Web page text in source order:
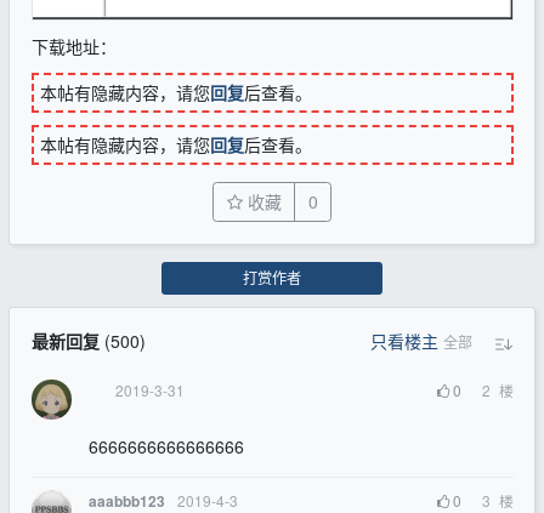
下载地址：
本帖有隐藏内容，请您回复后查看。
本帖有隐藏内容，请您回复后查看。
收藏 0
打赏作者
最新回复(500) 只看楼主 全部
2019-3-31 0 2 楼
6666666666666666
aaabbb123 2019-4-3 0 3 楼